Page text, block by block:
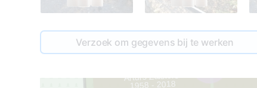
Verzoek om gegevens bij te werken
Artūrs Zalsters
1958 - 2018